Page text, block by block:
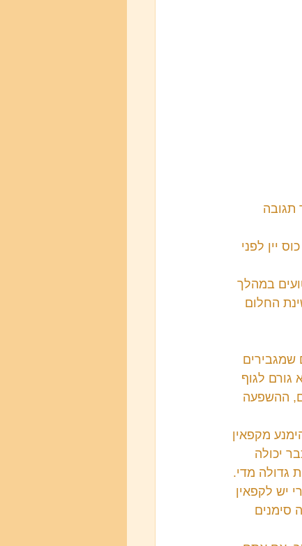
תגובה
יין לפני
במהלך
החלום
שמגבירים
לגוף
ההשפעה
מקפאין
יכולה
ביום זו כבר כמות גדולה מדי.
יש לקפאין
סימנים